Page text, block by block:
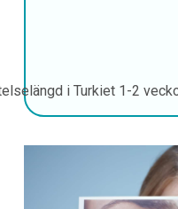
i Turkiet 1-2